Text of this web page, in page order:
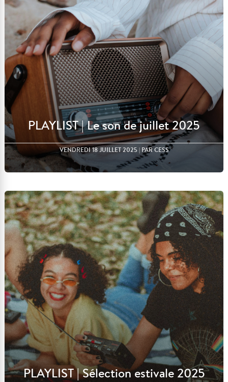
PLAYLIST | Le son de juillet 2025
VENDREDI 18 JUILLET 2025| PAR CESS
Lire l'article
PLAYLIST | Sélection estivale 2025